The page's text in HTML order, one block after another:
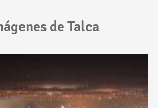
de Talca